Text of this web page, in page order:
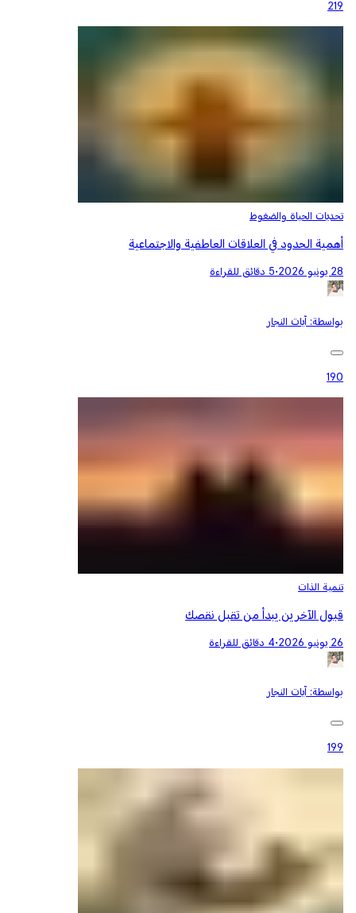
219
تحديات الحياة والضغوط
أهمية الحدود في العلاقات العاطفية والاجتماعية
28 يونيو 2026 •5 دقائق للقراءة
بواسطة: آيات النجار
190
تنمية الذات
قبول الآخرين يبدأ من تقبل نقصك
26 يونيو 2026 •4 دقائق للقراءة
بواسطة: آيات النجار
199